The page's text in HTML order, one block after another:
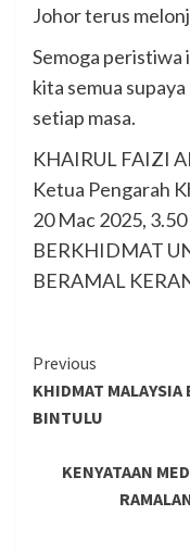
Johor terus
Semoga peristiwa
kita semua
setiap masa.
KHAIRUL FAIZI
Ketua Pengarah
20 Mac 2025,
BERKHIDMAT
BERAMAL
Continue
Reading
Previous
KHIDMAT
BINTULU
KENYATAAN